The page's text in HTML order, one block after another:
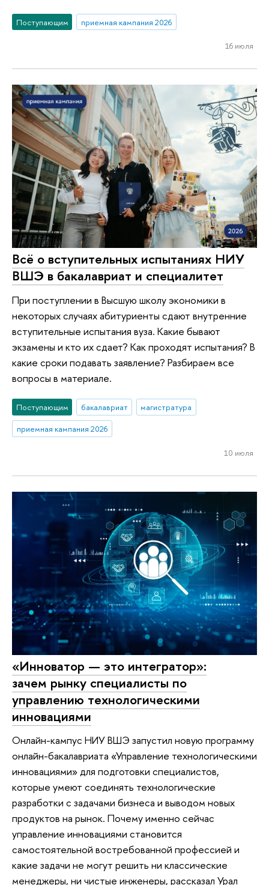
Поступающим приемная кампания 2026
16 июля
Всё о вступительных испытаниях НИУ
ВШЭ в бакалавриат и специалитет
При поступлении в Высшую школу экономики в
некоторых случаях абитуриенты сдают внутренние
вступительные испытания вуза. Какие бывают
экзамены и кто их сдает? Как проходят испытания? В
какие сроки подавать заявление? Разбираем все
вопросы в материале.
Поступающим бакалавриат
магистратура
приемная кампания 2026
10 июля
«Инноватор — это интегратор»:
зачем рынку специалисты по
управлению технологическими
инновациями
Онлайн-кампус НИУ ВШЭ запустил новую программу
онлайн-бакалавриата «Управление технологическими
инновациями» для подготовки специалистов,
которые умеют соединять технологические
разработки с задачами бизнеса и выводом новых
продуктов на рынок. Почему именно сейчас
управление инновациями становится
самостоятельной востребованной профессией и
какие задачи не могут решить ни классические
менеджеры, ни чистые инженеры, рассказал Урал